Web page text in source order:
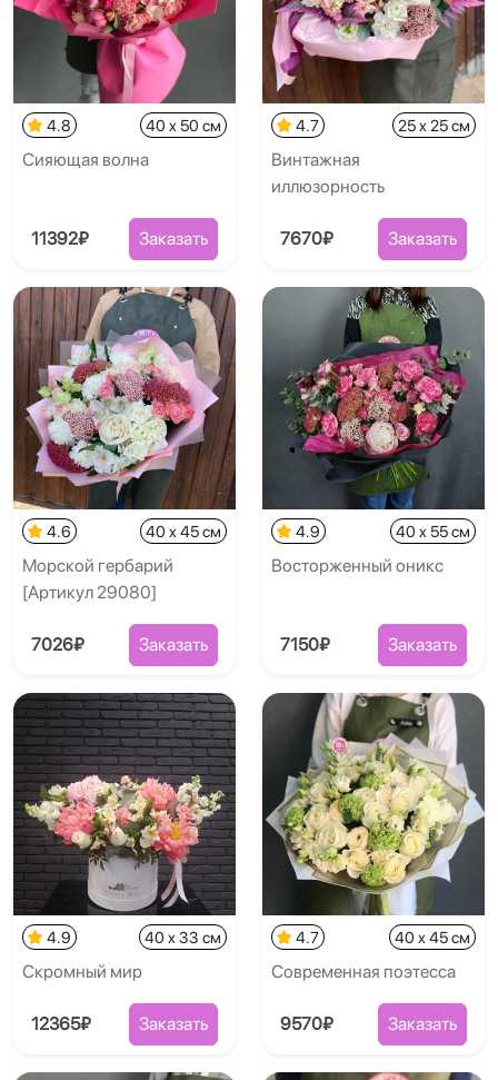
4.8 40 x 50 см
Сияющая волна
11392₽ Заказать
4.7 25 x 25 см
Винтажная
иллюзорность
7670₽ Заказать
4.6 40 x 45 см
Морской гербарий
[Артикул 29080]
7026₽ Заказать
4.9 40 x 55 см
Восторженный оникс
7150₽ Заказать
4.9 40 x 33 см
Скромный мир
12365₽ Заказать
4.7 40 x 45 см
Современная поэтесса
9570₽ Заказать